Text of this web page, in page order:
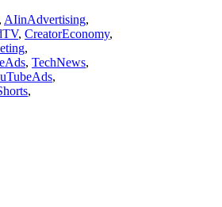
, AIinAdvertising,
, CreatorEconomy,
,
, TechNews,
,
,